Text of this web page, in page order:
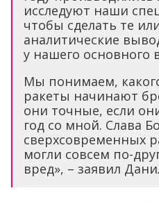
исследуют наши
чтобы сделать те
аналитические
у нашего основного
Мы понимаем,
ракеты начинают
они точные, если
год со мной. Слава
сверхсовременных
могли совсем по-
вред», – заявил